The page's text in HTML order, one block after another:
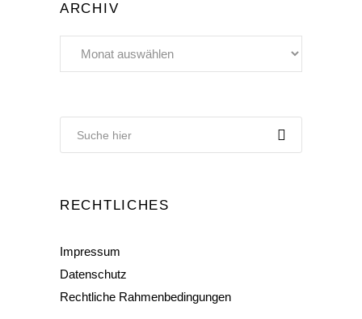
ARCHIV
Archiv
RECHTLICHES
Impressum
Datenschutz
Rechtliche Rahmenbedingungen